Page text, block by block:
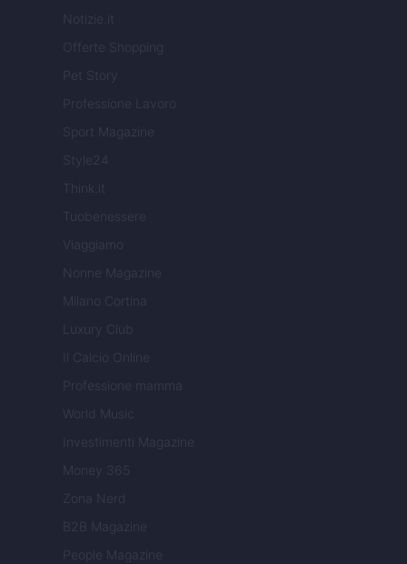
Notizie.it
Offerte Shopping
Pet Story
Professione Lavoro
Sport Magazine
Style24
Think.it
Tuobenessere
Viaggiamo
Nonne Magazine
Milano Cortina
Luxury Club
Il Calcio Online
Professione mamma
World Music
Investimenti Magazine
Money 365
Zona Nerd
B2B Magazine
People Magazine